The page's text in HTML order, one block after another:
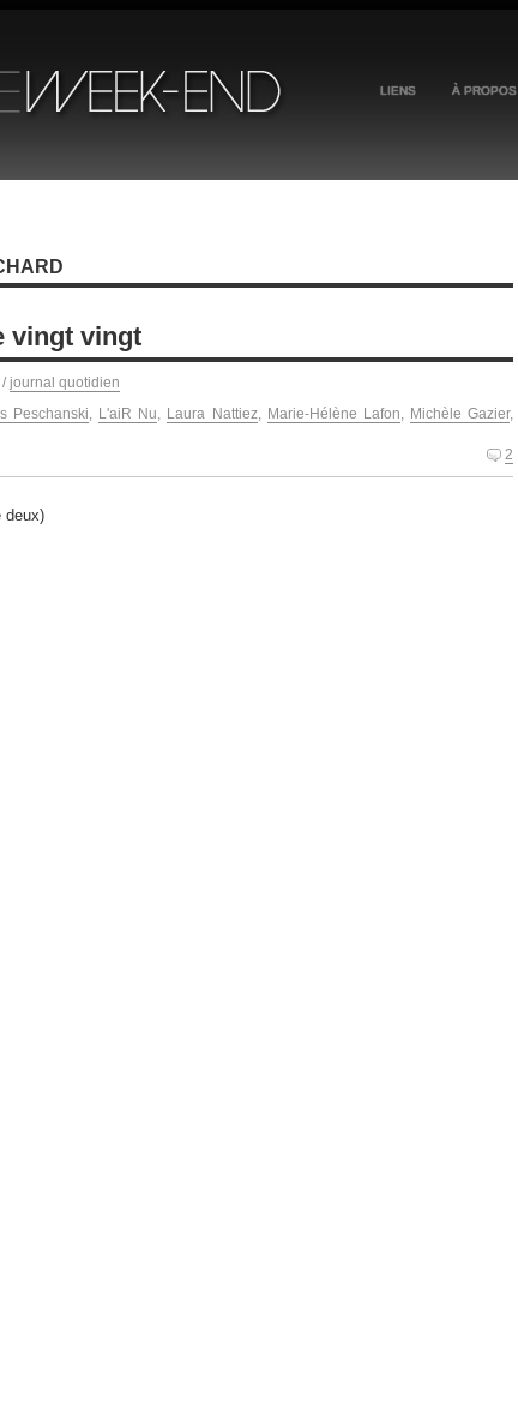
LIENS À PROPOS
vingt vingt
/ journal quotidien
Peschanski, L'aiR Nu, Laura Nattiez, Marie-Hélène Lafon, Michèle Gazier,
2
deux)